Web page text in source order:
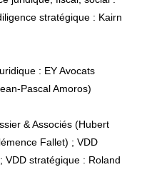
stratégique : Kairn
: EY Avocats
Pascal Amoros)
& Associés (Hubert
Fallet) ; VDD
VDD stratégique : Roland